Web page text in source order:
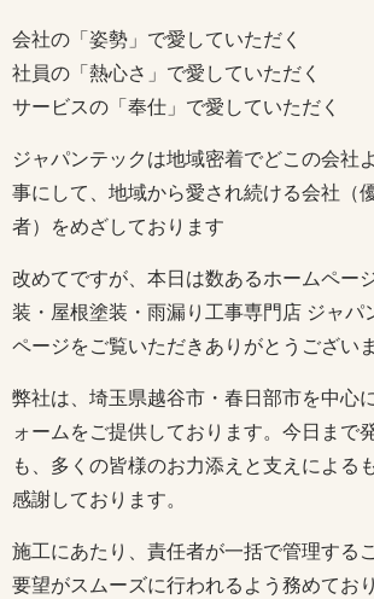
会社の「姿勢」で愛していただく
社員の「熱心さ」で愛していただく
サービスの「奉仕」で愛していただく
ジャパンテックは地域密着でどこの会社
事にして、地域から愛され続ける会社（
者）をめざしております
改めてですが、本日は数あるホームペー
装・屋根塗装・雨漏り工事専門店 ジャパ
ページをご覧いただきありがとうございま
弊社は、埼玉県越谷市・春日部市を中心
ォームをご提供しております。今日まで
も、多くの皆様のお力添えと支えによる
感謝しております。
施工にあたり、責任者が一括で管理する
要望がスムーズに行われるよう務めてお